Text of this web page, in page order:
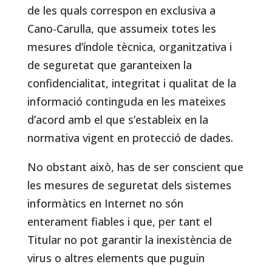
de les quals correspon en exclusiva a
Cano-Carulla, que assumeix totes les
mesures d’índole tècnica, organitzativa i
de seguretat que garanteixen la
confidencialitat, integritat i qualitat de la
informació continguda en les mateixes
d’acord amb el que s’estableix en la
normativa vigent en protecció de dades.
No obstant això, has de ser conscient que
les mesures de seguretat dels sistemes
informàtics en Internet no són
enterament fiables i que, per tant el
Titular no pot garantir la inexistència de
virus o altres elements que puguin